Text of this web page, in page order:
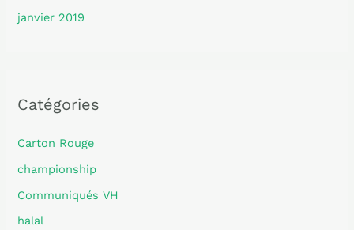
janvier 2019
Catégories
Carton Rouge
championship
Communiqués VH
halal